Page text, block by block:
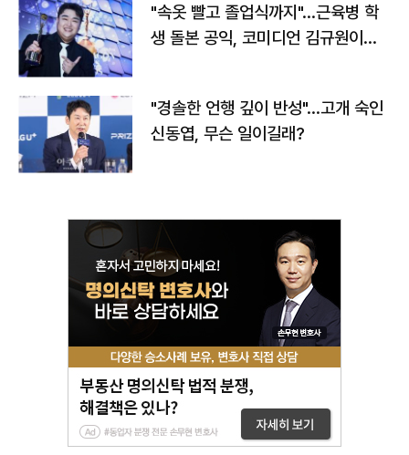
"속옷 빨고 졸업식까지"…근육병 학
생 돌본 공익, 코미디언 김규원이었
"경솔한 언행 깊이 반성"…고개 숙인
신동엽, 무슨 일이길래?